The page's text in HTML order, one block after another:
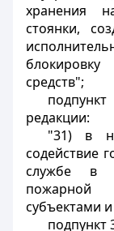
хранения
стоянки,
средств";
редакции:
"31) в
содействие
службе в
пожарной
субъектами
подпункт